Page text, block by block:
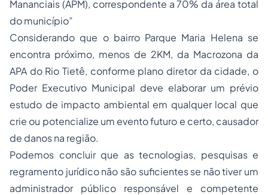
Mananciais (APM), correspondente a 70% da área total
do município”
Considerando que o bairro Parque Maria Helena se
encontra próximo, menos de 2KM, da Macrozona da
APA do Rio Tietê, conforme plano diretor da cidade, o
Poder Executivo Municipal deve elaborar um prévio
estudo de impacto ambiental em qualquer local que
crie ou potencialize um evento futuro e certo, causador
de danos na região.
Podemos concluir que as tecnologias, pesquisas e
regramento jurídico não são suficientes se não tiver um
administrador público responsável e competente